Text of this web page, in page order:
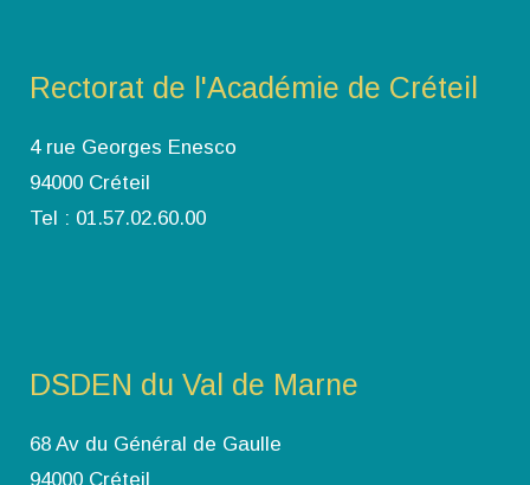
Rectorat de l'Académie de Créteil
4 rue Georges Enesco
94000 Créteil
Tel : 01.57.02.60.00
DSDEN du Val de Marne
68 Av du Général de Gaulle
94000 Créteil